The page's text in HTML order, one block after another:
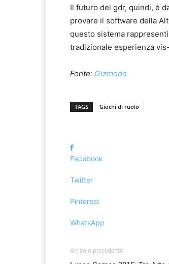
Il futuro del gdr, quindi, è
provare il software della
questo sistema
tradizionale esperienza
Fonte: Gizmodo
TAGS Giochi di ruolo
Facebook
Twitter
Pinterest
WhatsApp
Articolo precedente